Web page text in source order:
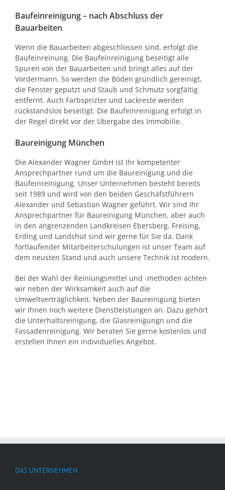
Baufeinreinigung – nach Abschluss der
Bauarbeiten
Wenn die Bauarbeiten abgeschlossen sind, erfolgt die
Baufeinreinung. Die Baufeinreinigung beseitigt alle
Spuren von der Bauarbeiten und bringt alles auf der
Vordermann. So werden die Böden gründlich gereinigt,
die Fenster geputzt und Staub und Schmutz sorgfältig
entfernt. Auch Farbsprizter und Lackreste werden
rückstandslos beseitigt. Die Baufeinreinigung erfolgt in
der Regel direkt vor der Übergabe des Immobilie.
Baureinigung München
Die Alexander Wagner GmbH ist Ihr kompetenter
Ansprechpartner rund um die Baureinigung und die
Baufeinreinigung. Unser Unternehmen besteht bereits
seit 1989 und wird von den beiden Geschäfstführern
Alexander und Sebastian Wagner geführt. Wir sind Ihr
Ansprechpartner für Baureinigung München, aber auch
in den angrenzenden Landkreisen Ebersberg, Freising,
Erding und Landshut sind wir gerne für Sie da. Dank
fortlaufender Mitarbeiterschulungen ist unser Team auf
dem neusten Stand und auch unsere Technik ist modern.
Bei der Wahl der Reiniungsmittel und -methoden achten
wir neben der Wirksamkeit auch auf die
Umweltverträglichkeit. Neben der Baureinigung bieten
wir Ihnen noch weitere Dienstleistungen an. Dazu gehört
die Unterhaltsreinigung, die Glasreinigungn und die
Fassadenreinigung. Wir beraten Sie gerne kostenlos und
erstellen Ihnen ein individuelles Angebot.
DAS UNTERNEHMEN